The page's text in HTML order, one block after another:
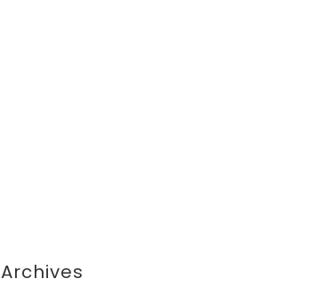
Archives